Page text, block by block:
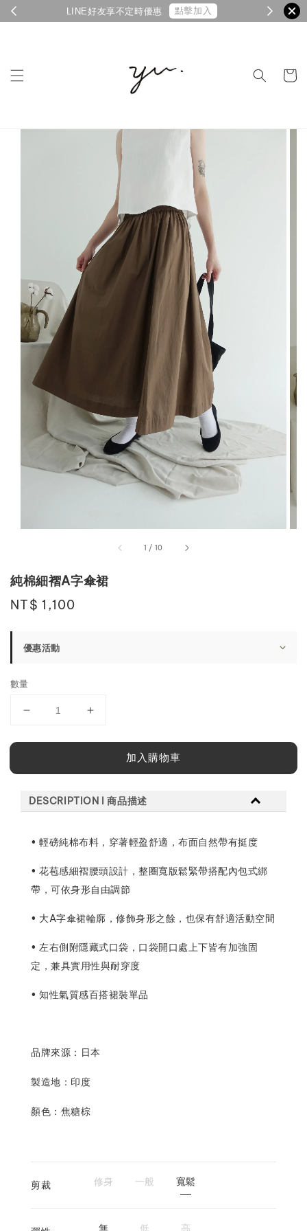
LINE好友享不定時優惠 點擊加入
1 / 10
純棉細褶A字傘裙
Regular
NT$ 1,100
優惠活動
數量
加入購物車
DESCRIPTION l 商品描述
• 輕磅純棉布料，穿著輕盈舒適，布面自然帶有挺度
• 花苞感細褶腰頭設計，整圈寬版鬆緊帶搭配內包式綁
帶，可依身形自由調節
• 大A字傘裙輪廓，修飾身形之餘，也保有舒適活動空間
• 左右側附隱藏式口袋，口袋開口處上下皆有加強固
定，兼具實用性與耐穿度
• 知性氣質感百搭裙裝單品
品牌來源：日本
製造地：印度
顏色：焦糖棕
剪裁 修身 一般 寬鬆
無 低 高